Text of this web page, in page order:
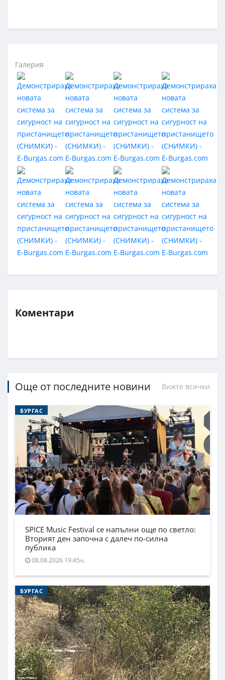
Галерия
Коментари
Още от последните новини Вижте всички
БУРГАС
SPICE Music Festival се напълни още по светло:
Вторият ден започна с далеч по-силна
публика
08.08.2026 19:45ч.
БУРГАС